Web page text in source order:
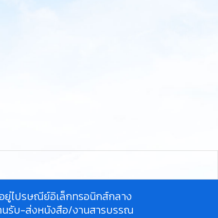
ยู่ไปรษณีย์อิเล็กทรอนิกส์กลาง
นรับ-ส่งหนังสือ/งานสารบรรณ